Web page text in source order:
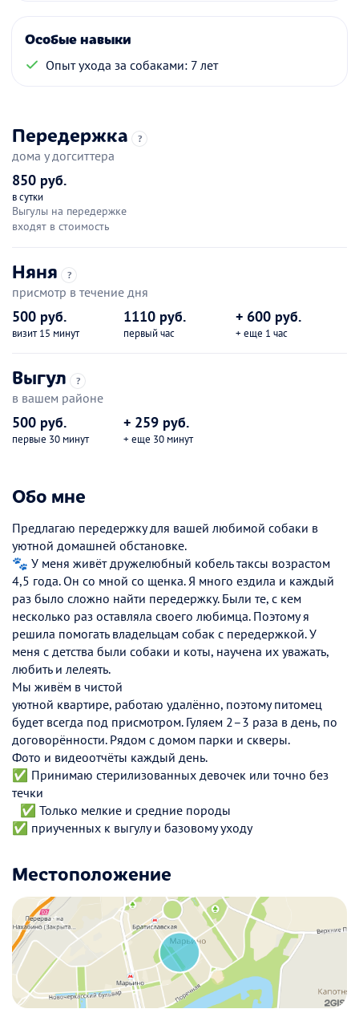
Особые навыки
Опыт ухода за собаками: 7 лет
Передержка ?
дома у догситтера
850 руб.
в сутки
Выгулы на передержке
входят в стоимость
Няня ?
присмотр в течение дня
500 руб.
визит 15 минут
1110 руб.
первый час
+ 600 руб.
+ еще 1 час
Выгул ?
в вашем районе
500 руб.
первые 30 минут
+ 259 руб.
+ еще 30 минут
Обо мне
Предлагаю передержку для вашей любимой собаки в
уютной домашней обстановке.
🐾 У меня живёт дружелюбный кобель таксы возрастом
4,5 года. Он со мной со щенка. Я много ездила и каждый
раз было сложно найти передержку. Были те, с кем
несколько раз оставляла своего любимца. Поэтому я
решила помогать владельцам собак с передержкой. У
меня с детства были собаки и коты, научена их уважать,
любить и лелеять.
Мы живём в чистой
уютной квартире, работаю удалённо, поэтому питомец
будет всегда под присмотром. Гуляем 2–3 раза в день, по
договорённости. Рядом с домом парки и скверы.
Фото и видеоотчёты каждый день.
✅ Принимаю стерилизованных девочек или точно без
течки
✅ Только мелкие и средние породы
✅ приученных к выгулу и базовому уходу
Местоположение